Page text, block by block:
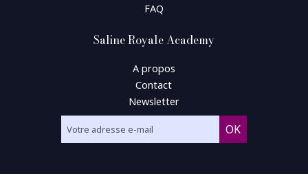
FAQ
Saline Royale Academy
A propos
Contact
Newsletter